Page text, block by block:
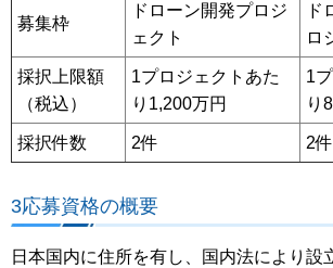
募集枠
ドローン開発プロジ
ェクト
ド
ロ
採択上限額
（税込）
1プロジェクトあた
り1,200万円
1
り
採択件数 2件 2件
3応募資格の概要
日本国内に住所を有し、国内法により設